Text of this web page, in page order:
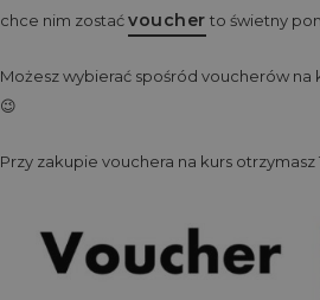
chce nim zostaćvoucher to świetny
Możesz wybierać spośród voucherów na
😉
Przy zakupie vouchera na kurs otrzymasz